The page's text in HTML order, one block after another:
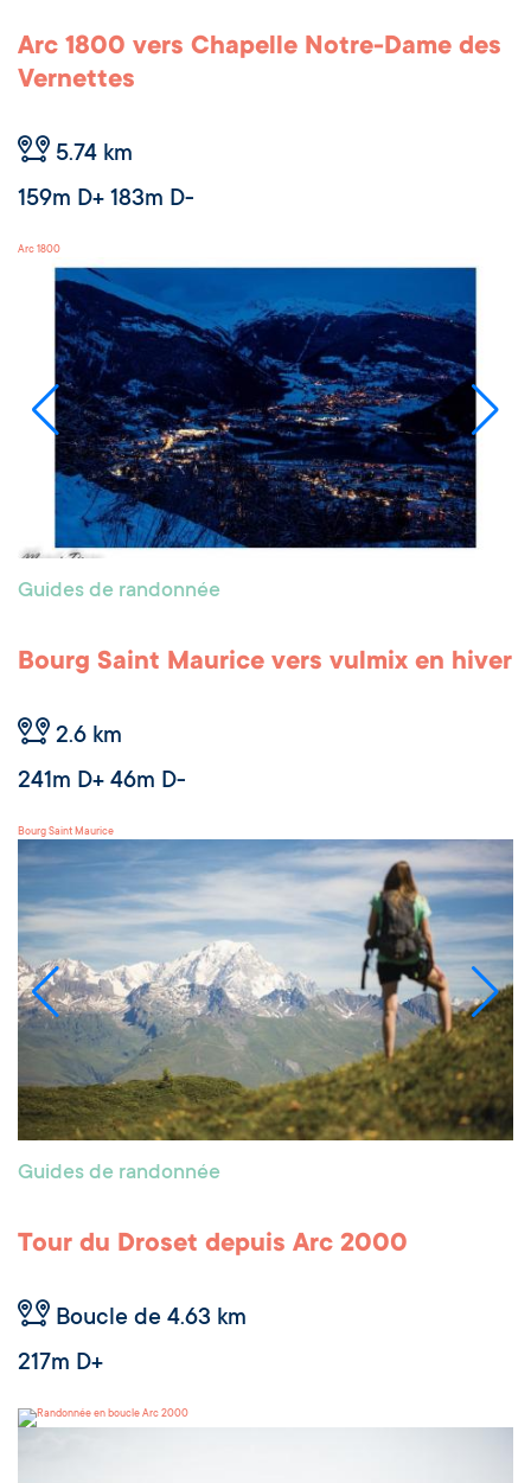
Arc 1800 vers Chapelle Notre-Dame des
Vernettes
5.74 km
159m D+ 183m D-
Arc 1800
Guides de randonnée
Bourg Saint Maurice vers vulmix en hiver
2.6 km
241m D+ 46m D-
Bourg Saint Maurice
Guides de randonnée
Tour du Droset depuis Arc 2000
Boucle de 4.63 km
217m D+
Arc 2000